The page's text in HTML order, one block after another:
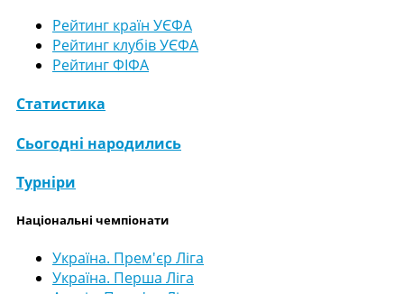
Рейтинг країн УЄФА
Рейтинг клубів УЄФА
Рейтинг ФІФА
Статистика
Сьогодні народились
Турніри
Національні чемпіонати
Україна. Прем'єр Ліга
Україна. Перша Ліга